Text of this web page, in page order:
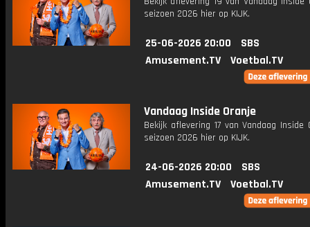
seizoen 2026 hier op KIJK.
25-06-2026 20:00
SBS
Amusement.TV
Voetbal.TV
Vandaag Inside Oranje
Bekijk aflevering 17 van Vandaag Inside
seizoen 2026 hier op KIJK.
24-06-2026 20:00
SBS
Amusement.TV
Voetbal.TV